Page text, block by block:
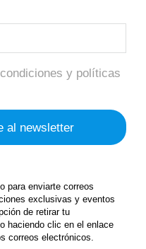
y políticas
para enviarte correos
exclusivas y eventos
de retirar tu
haciendo clic en el enlace
correos electrónicos.